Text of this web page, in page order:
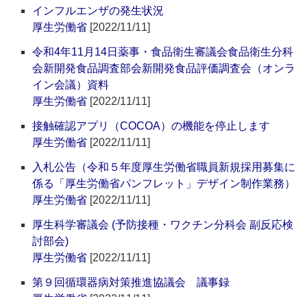
インフルエンザの発生状況
厚生労働省 [2022/11/11]
令和4年11月14日薬事・食品衛生審議会食品衛生分科
会新開発食品調査部会新開発食品評価調査会（オンラ
イン会議）資料
厚生労働省 [2022/11/11]
接触確認アプリ（COCOA）の機能を停止します
厚生労働省 [2022/11/11]
入札公告（令和５年度厚生労働省職員新規採用募集に
係る「厚生労働省パンフレット」デザイン制作業務）
厚生労働省 [2022/11/11]
厚生科学審議会 (予防接種・ワクチン分科会 副反応検
討部会)
厚生労働省 [2022/11/11]
第９回循環器病対策推進協議会 議事録